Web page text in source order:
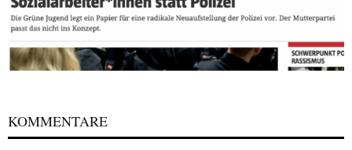
KOMMENTARE